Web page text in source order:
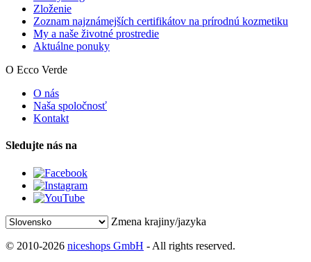
Zloženie
Zoznam najznámejších certifikátov na prírodnú kozmetiku
My a naše životné prostredie
Aktuálne ponuky
O Ecco Verde
O nás
Naša spoločnosť
Kontakt
Sledujte nás na
Zmena krajiny/jazyka
© 2010-2026 niceshops GmbH - All rights reserved.